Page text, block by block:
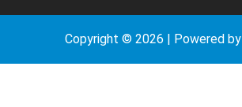
Copyright © 2026 | Powered by